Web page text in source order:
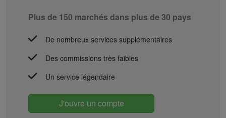
Plus de 150 marchés dans plus de 30 pays
De nombreux services supplémentaires
Des commissions très faibles
Un service légendaire
J'ouvre un compte